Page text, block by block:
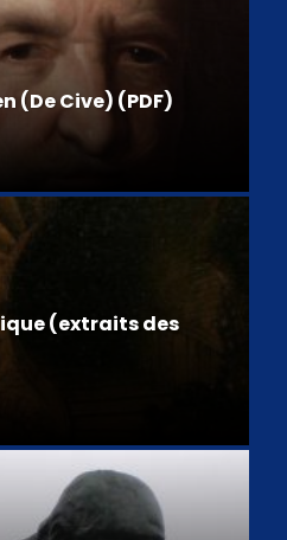
(De Cive) (PDF)
(extraits des